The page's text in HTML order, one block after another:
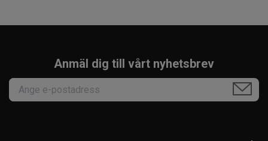
Anmäl dig till vårt nyhetsbrev